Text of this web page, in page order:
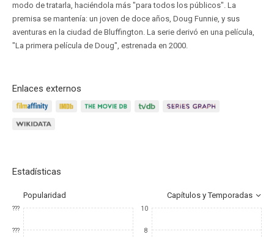
modo de tratarla, haciéndola más "para todos los públicos". La
premisa se mantenía: un joven de doce años, Doug Funnie, y sus
aventuras en la ciudad de Bluffington. La serie derivó en una película,
"La primera película de Doug", estrenada en 2000.
Enlaces externos
Estadísticas
Popularidad Capítulos y Temporadas
???
???
10
8